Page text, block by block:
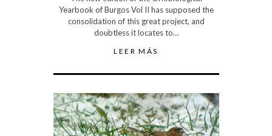
Yearbook of Burgos Vol II has supposed the
consolidation of this great project, and
doubtless it locates to…
LEER MÁS